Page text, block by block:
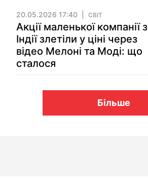
20.05.2026 17:40 СВІТ
Акції маленької компанії з
Індії злетіли у ціні через
відео Мелоні та Моді: що
сталося
Більше